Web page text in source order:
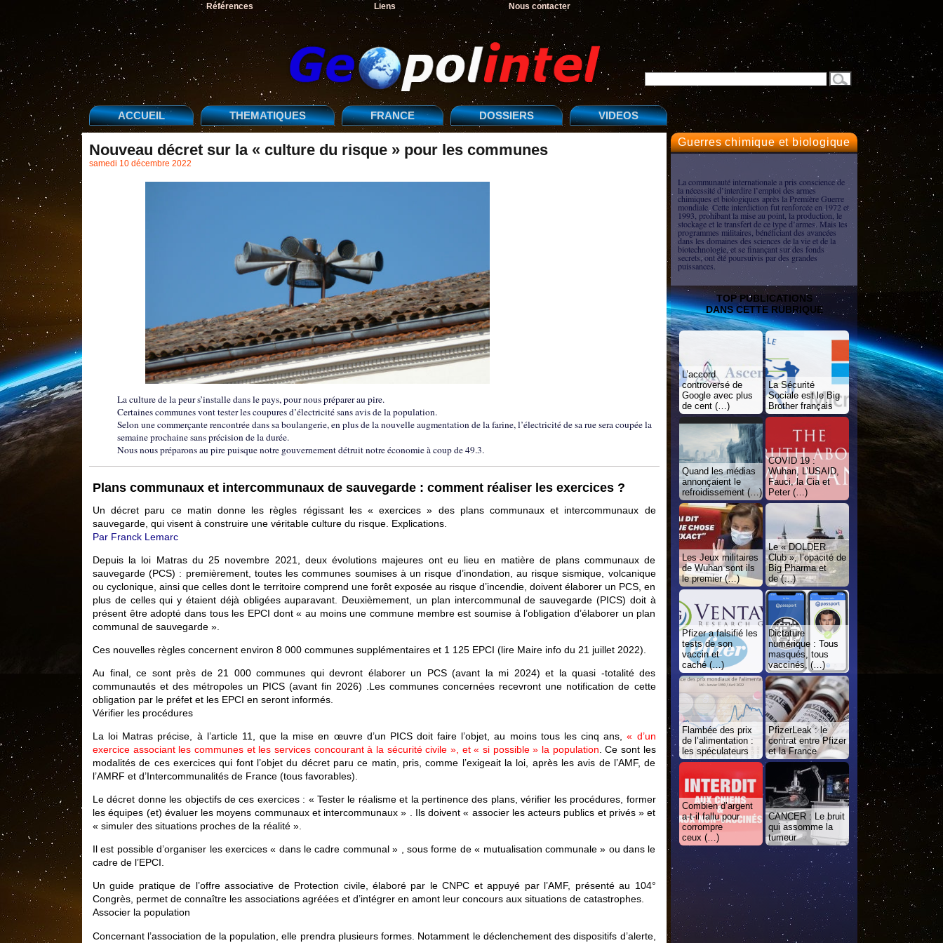
Références Liens Nous contacter
ACCUEIL THEMATIQUES FRANCE DOSSIERS VIDEOS
Nouveau décret sur la « culture du risque » pour les communes
samedi 10 décembre 2022
La culture de la peur s’installe dans le pays, pour nous préparer au pire.
Certaines communes vont tester les coupures d’électricité sans avis de la population.
Selon une commerçante rencontrée dans sa boulangerie, en plus de la nouvelle augmentation de la farine, l’électricité de sa rue sera coupée la
semaine prochaine sans précision de la durée.
Nous nous préparons au pire puisque notre gouvernement détruit notre économie à coup de 49.3.
Plans communaux et intercommunaux de sauvegarde : comment réaliser les exercices ?
Un décret paru ce matin donne les règles régissant les « exercices » des plans communaux et intercommunaux de
sauvegarde, qui visent à construire une véritable culture du risque. Explications.
Par Franck Lemarc
Depuis la loi Matras du 25 novembre 2021, deux évolutions majeures ont eu lieu en matière de plans communaux de
sauvegarde (PCS) : premièrement, toutes les communes soumises à un risque d’inondation, au risque sismique, volcanique
ou cyclonique, ainsi que celles dont le territoire comprend une forêt exposée au risque d’incendie, doivent élaborer un PCS, en
plus de celles qui y étaient déjà obligées auparavant. Deuxièmement, un plan intercommunal de sauvegarde (PICS) doit à
présent être adopté dans tous les EPCI dont « au moins une commune membre est soumise à l’obligation d’élaborer un plan
communal de sauvegarde ».
Ces nouvelles règles concernent environ 8 000 communes supplémentaires et 1 125 EPCI (lire Maire info du 21 juillet 2022).
Au final, ce sont près de 21 000 communes qui devront élaborer un PCS (avant la mi 2024) et la quasi -totalité des
communautés et des métropoles un PICS (avant fin 2026) .Les communes concernées recevront une notification de cette
obligation par le préfet et les EPCI en seront informés.
Vérifier les procédures
La loi Matras précise, à l’article 11, que la mise en œuvre d’un PICS doit faire l’objet, au moins tous les cinq ans,« d’un
exercice associant les communes et les services concourant à la sécurité civile », et « si possible » la population. Ce sont les
modalités de ces exercices qui font l’objet du décret paru ce matin, pris, comme l’exigeait la loi, après les avis de l’AMF, de
l’AMRF et d’Intercommunalités de France (tous favorables).
Le décret donne les objectifs de ces exercices : « Tester le réalisme et la pertinence des plans, vérifier les procédures, former
les équipes (et) évaluer les moyens communaux et intercommunaux » . Ils doivent « associer les acteurs publics et privés » et
« simuler des situations proches de la réalité ».
Il est possible d’organiser les exercices « dans le cadre communal » , sous forme de « mutualisation communale » ou dans le
cadre de l’EPCI.
Un guide pratique de l’offre associative de Protection civile, élaboré par le CNPC et appuyé par l’AMF, présenté au 104°
Congrès, permet de connaître les associations agréées et d’intégrer en amont leur concours aux situations de catastrophes.
Associer la population
Concernant l’association de la population, elle prendra plusieurs formes. Notamment le déclenchement des dispositifs d’alerte,
Guerres chimique et biologique
La communauté internationale a pris conscience de
la nécessité d’interdire l’emploi des armes
chimiques et biologiques après la Première Guerre
mondiale. Cette interdiction fut renforcée en 1972 et
1993, prohibant la mise au point, la production, le
stockage et le transfert de ce type d’armes. Mais les
programmes militaires, bénéficiant des avancées
dans les domaines des sciences de la vie et de la
biotechnologie, et se finançant sur des fonds
secrets, ont été poursuivis par des grandes
puissances.
TOP PUBLICATIONS
DANS CETTE RUBRIQUE
L’accord
controversé de
Google avec plus
de cent (…)
La Sécurité
Sociale est le Big
Brother français
Quand les médias
annonçaient le
refroidissement (…)
COVID 19 :
Wuhan, L’USAID,
Fauci, la Cia et
Peter (…)
Les Jeux militaires
de Wuhan sont ils
le premier (…)
Le « DOLDER
Club », l’opacité de
Big Pharma et
de (…)
Pfizer a falsifié les
tests de son
vaccin et
caché (…)
Dictature
numérique : Tous
masqués, tous
vaccinés, (…)
Flambée des prix
de l’alimentation :
les spéculateurs
PfizerLeak : le
contrat entre Pfizer
et la France
Combien d’argent
a-t-il fallu pour
corrompre
ceux (…)
CANCER : Le bruit
qui assomme la
tumeur